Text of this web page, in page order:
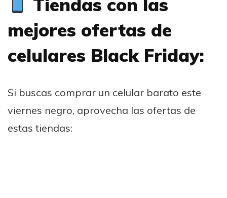
Tiendas con las
mejores ofertas de
celulares Black Friday:
Si buscas comprar un celular barato este
viernes negro, aprovecha las ofertas de
estas tiendas: